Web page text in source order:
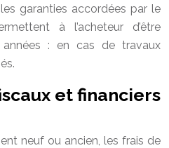
les garanties accordées par le
à l’acheteur d’être
années : en cas de travaux
et financiers
neuf ou ancien, les frais de